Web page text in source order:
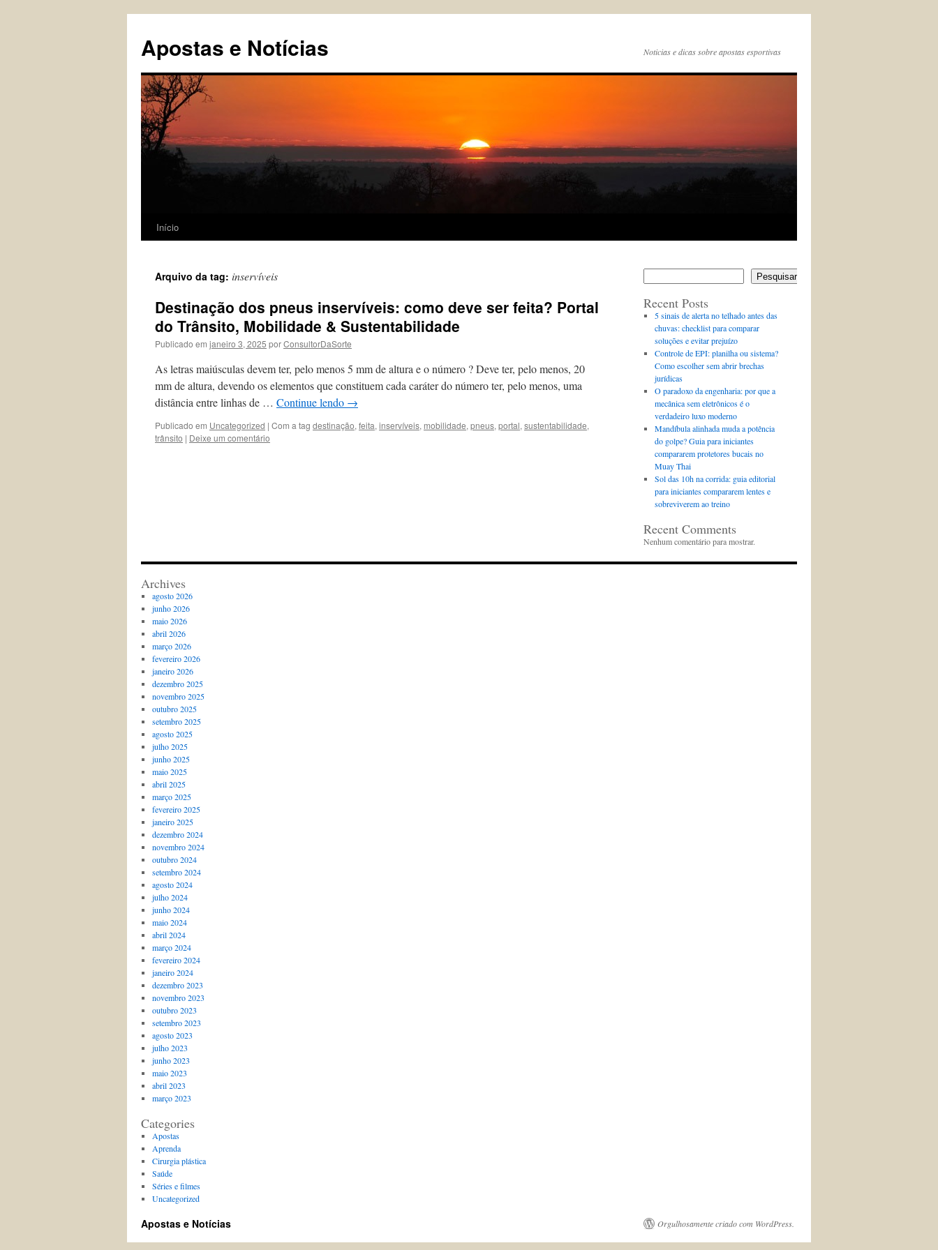
conteúdo
Apostas e Notícias Noticias e dicas sobre apostas esportivas
Início
Arquivo da tag: inservíveis
Destinação dos pneus inservíveis: como deve ser feita? Portal
do Trânsito, Mobilidade & Sustentabilidade
Publicado em janeiro 3, 2025 porConsultorDaSorte
As letras maiúsculas devem ter, pelo menos 5 mm de altura e o número ? Deve ter, pelo menos, 20
mm de altura, devendo os elementos que constituem cada caráter do número ter, pelo menos, uma
distância entre linhas de … Continue lendo →
Publicado em Uncategorized | Com a tag destinação, feita, inservíveis, mobilidade, pneus, portal, sustentabilidade,
trânsito | Deixe um comentário
Pesquisar
Recent Posts
5 sinais de alerta no telhado antes das
chuvas: checklist para comparar
soluções e evitar prejuízo
Controle de EPI: planilha ou sistema?
Como escolher sem abrir brechas
jurídicas
O paradoxo da engenharia: por que a
mecânica sem eletrônicos é o
verdadeiro luxo moderno
Mandíbula alinhada muda a potência
do golpe? Guia para iniciantes
compararem protetores bucais no
Muay Thai
Sol das 10h na corrida: guia editorial
para iniciantes compararem lentes e
sobreviverem ao treino
Recent Comments
Nenhum comentário para mostrar.
Archives
agosto 2026
junho 2026
maio 2026
abril 2026
março 2026
fevereiro 2026
janeiro 2026
dezembro 2025
novembro 2025
outubro 2025
setembro 2025
agosto 2025
julho 2025
junho 2025
maio 2025
abril 2025
março 2025
fevereiro 2025
janeiro 2025
dezembro 2024
novembro 2024
outubro 2024
setembro 2024
agosto 2024
julho 2024
junho 2024
maio 2024
abril 2024
março 2024
fevereiro 2024
janeiro 2024
dezembro 2023
novembro 2023
outubro 2023
setembro 2023
agosto 2023
julho 2023
junho 2023
maio 2023
abril 2023
março 2023
Categories
Apostas
Aprenda
Cirurgia plástica
Saúde
Séries e filmes
Uncategorized
Apostas e Notícias Orgulhosamente criado com WordPress.